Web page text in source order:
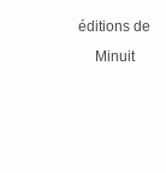
éditions de
Minuit